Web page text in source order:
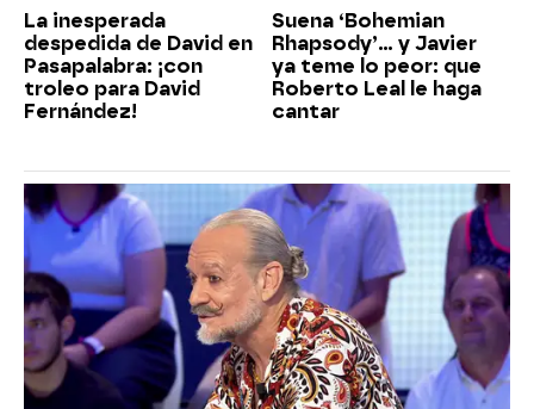
La inesperada
despedida de David en
Pasapalabra: ¡con
troleo para David
Fernández!
Suena ‘Bohemian
Rhapsody’... y Javier
ya teme lo peor: que
Roberto Leal le haga
cantar